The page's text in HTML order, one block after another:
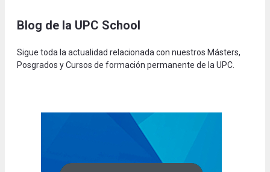
Blog de la UPC School
Sigue toda la actualidad relacionada con nuestros Másters,
Posgrados y Cursos de formación permanente de la UPC.